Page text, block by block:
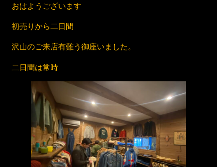
おはようございます
初売りから二日間
沢山のご来店有難う御座いました。
二日間は常時